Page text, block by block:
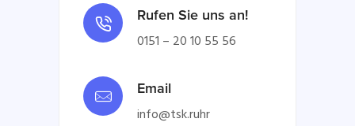
Rufen Sie uns an!
0151 – 20 10 55 56
Email
info@tsk.ruhr